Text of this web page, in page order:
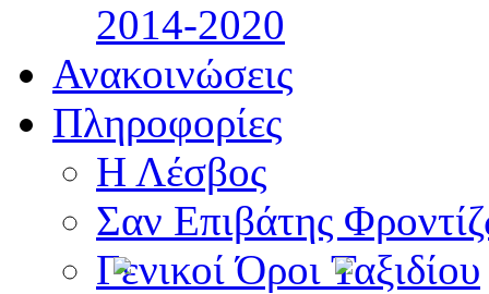
2014-2020
Ανακοινώσεις
Πληροφορίες
Η Λέσβος
Σαν Επιβάτης
Γενικοί Όροι Ταξιδίου